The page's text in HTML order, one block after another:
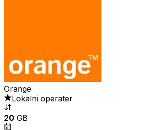
Orange
Lokalni operater
20 GB